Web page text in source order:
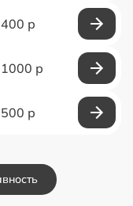
400 р
1000 р
500 р